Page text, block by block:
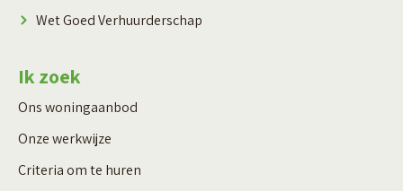
Wet Goed Verhuurderschap
Ik zoek
Ons woningaanbod
Onze werkwijze
Criteria om te huren